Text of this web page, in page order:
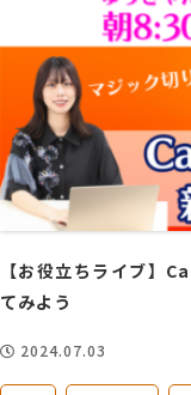
【お役立ちライブ】
てみよう
2024.07.03